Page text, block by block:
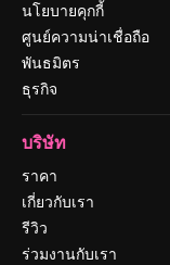
นโยบายคุกกี้
ศูนย์ความน่าเชื่อถือ
พันธมิตร
ธุรกิจ
บริษัท
ราคา
เกี่ยวกับเรา
รีวิว
ร่วมงานกับเรา